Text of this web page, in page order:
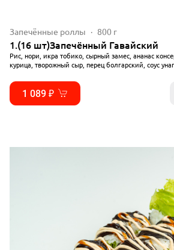
Запечённые роллы 800 г
1.(16 шт)Запечённый Гавайский
Рис, нори, икра тобико, сырный замес, ананас
курица, творожный сыр, перец болгарский, соус
1 089 ₽